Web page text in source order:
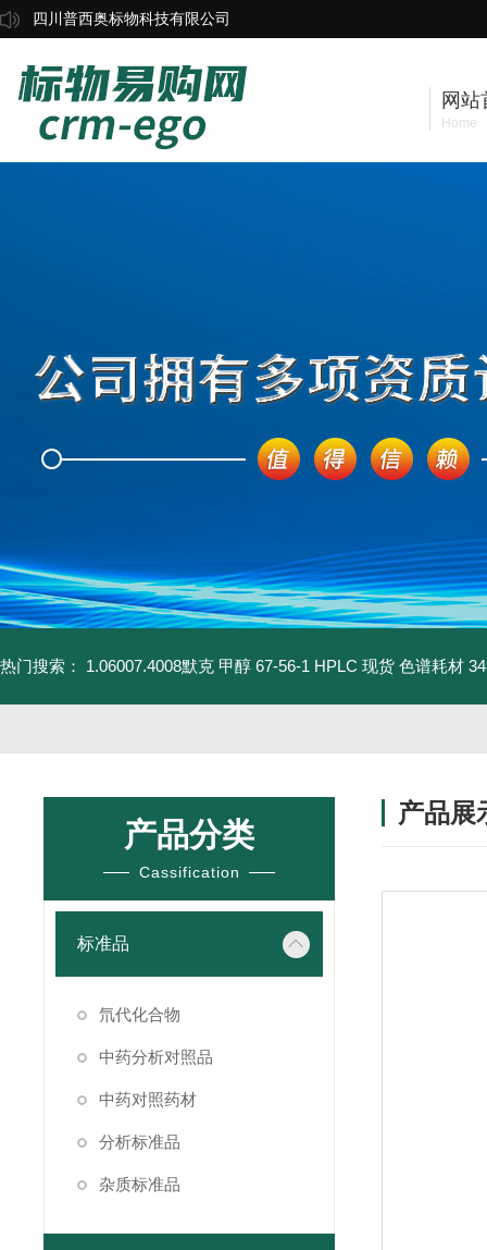
四川普西奥标物科技有限公司
网站
Home
热门搜索： 1.06007.4008默克 甲醇 67-56-1 HPLC 现货 色谱耗材
产品分类
Cassification
标准品
氘代化合物
中药分析对照品
中药对照药材
分析标准品
杂质标准品
产品展